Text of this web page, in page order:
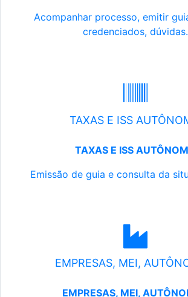
Acompanhar processo, emitir
credenciados, dúvidas.
TAXAS E ISS
TAXAS E ISS
Emissão de guia e consulta da
EMPRESAS, MEI,
EMPRESAS, MEI,